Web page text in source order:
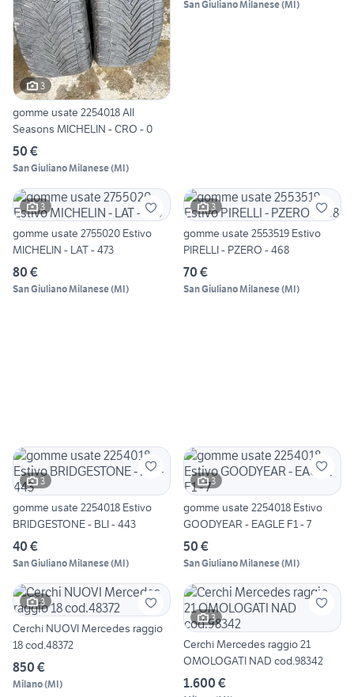
3
gomme usate 2254018 All
Seasons MICHELIN - CRO - 0
50 €
San Giuliano Milanese(MI)
San Giuliano Milanese(MI)
3
gomme usate 2755020 Estivo
MICHELIN - LAT - 473
80 €
San Giuliano Milanese(MI)
3
gomme usate 2553519 Estivo
PIRELLI - PZERO - 468
70 €
San Giuliano Milanese(MI)
3
gomme usate 2254018 Estivo
BRIDGESTONE - BLI - 443
40 €
San Giuliano Milanese(MI)
3
gomme usate 2254018 Estivo
GOODYEAR - EAGLE F1 - 7
50 €
San Giuliano Milanese(MI)
3
Cerchi NUOVI Mercedes raggio
18 cod.48372
850 €
Milano(MI)
3
Cerchi Mercedes raggio 21
OMOLOGATI NAD cod.98342
1.600 €